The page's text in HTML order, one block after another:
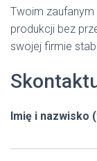
Twoim
produkcji bez
swojej firmie
Imię i nazwisko